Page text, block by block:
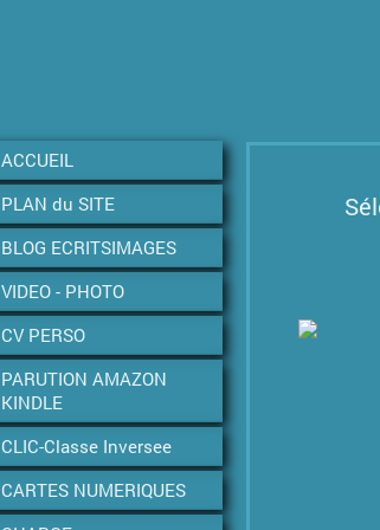
ACCUEIL
PLAN du SITE
BLOG ECRITSIMAGES
VIDEO - PHOTO
CV PERSO
PARUTION AMAZON
KINDLE
CLIC-Classe Inversee
CARTES NUMERIQUES